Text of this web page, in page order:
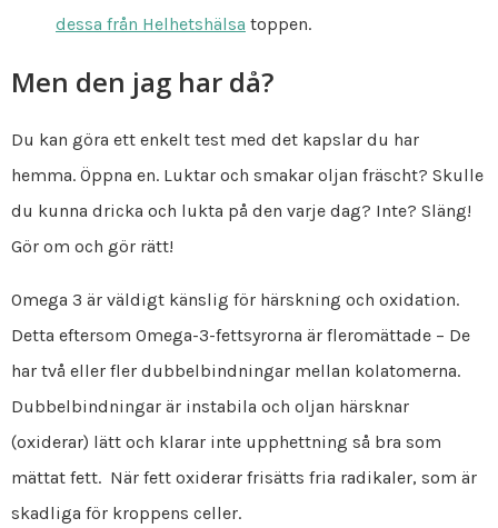
dessa från Helhetshälsa toppen.
Men den jag har då?
Du kan göra ett enkelt test med det kapslar du har
hemma. Öppna en. Luktar och smakar oljan fräscht? Skulle
du kunna dricka och lukta på den varje dag? Inte? Släng!
Gör om och gör rätt!
Omega 3 är väldigt känslig för härskning och oxidation.
Detta eftersom Omega-3-fettsyrorna är fleromättade – De
har två eller fler dubbelbindningar mellan kolatomerna.
Dubbelbindningar är instabila och oljan härsknar
(oxiderar) lätt och klarar inte upphettning så bra som
mättat fett. När fett oxiderar frisätts fria radikaler, som är
skadliga för kroppens celler.